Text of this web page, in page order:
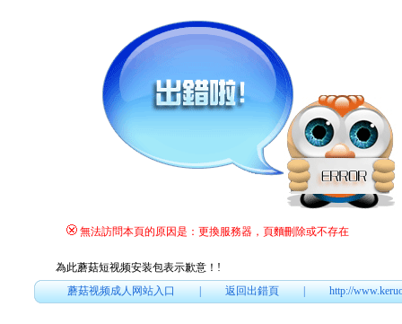
無法訪問本頁的原因是：更換服務器，頁麵刪除或不存在
為此蘑菇短视频安装包表示歉意！ !
蘑菇视频成人网站入口|返回出錯頁|http://